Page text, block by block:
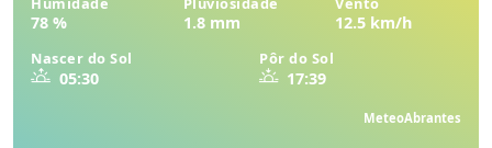
78 % 1.8 mm 12.5 km/h
Nascer do Sol
05:30
Pôr do Sol
17:39
MeteoAbrantes